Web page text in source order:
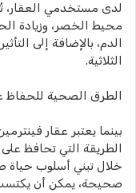
لدى مستخدمي العقار،
محيط الخصر، وزيادة
الدم، بالإضافة إلى
الثلاثية.
الطرق الصحية للحفاظ
بينما يعتبر عقار
الطريقة التي تحافظ
خلال تبني أسلوب حياة
صحيحة، يمكن أن